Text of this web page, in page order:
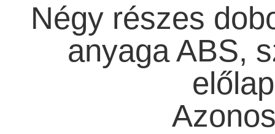
Négy részes
anyaga ABS,